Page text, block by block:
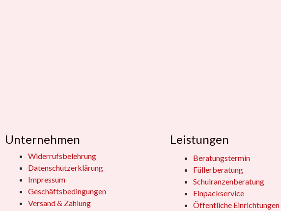
Unternehmen
Widerrufsbelehrung
Datenschutzerklärung
Impressum
Geschäftsbedingungen
Versand & Zahlung
Leistungen
Beratungstermin
Füllerberatung
Schulranzenberatung
Einpackservice
Öffentliche Einrichtungen